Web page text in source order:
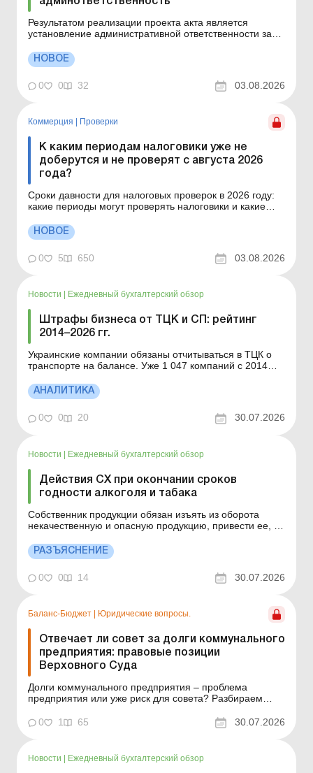
Результатом реализации проекта акта является
установление административной ответственности за
предотвращения, уменьшения и контроля загрязнения
установками, требующими интегрированного
экологического разрешения Больше по теме:
Заключение по оценке возде...
НОВОЕ
0 0 32 03.08.2026
Коммерция Проверки
К каким периодам налоговики уже не
доберутся и не проверят с августа 2026
года?
Сроки давности для налоговых проверок в 2026 году:
какие периоды могут проверять налоговики и какие
налоговые периоды предприятию уже можно не
ожидать доначислений после истечения срока
2026 налогови...
НОВОЕ
0 5 650 03.08.2026
Новости Ежедневный бухгалтерский обзор
Штрафы бизнеса от ТЦК и СП: рейтинг
2014–2026 гг.
Украинские компании обязаны отчитываться в ТЦК о
транспорте на балансе. Уже 1 047 компаний с 2014
такие отчеты. Больше по теме: Военно-учетный
документ: виды, срок действия и когда необходимо
учету...
АНАЛИТИКА
0 0 20 30.07.2026
Новости | Ежедневный бухгалтерский обзор
Действия СХ при окончании сроков
годности алкоголя и табака
Собственник продукции обязан изъять из оборота
некачественную и опасную продукцию, привести ее, по
соответствующих нормативно-правовых актов или
обеспечить переработку, утилизацию или уничтожение
такой продукции. Детальнее см. ниже. Больше по теме:
Лицензи...
РАЗЪЯСНЕНИЕ
0 0 14 30.07.2026
Баланс-Бюджет | Юридические вопросы.
Отвечает ли совет за долги коммунального
предприятия: правовые позиции
Верховного Суда
Долги коммунального предприятия – проблема
предприятия или уже риск для совета? Разбираем
рекомендации. Чи можна стягнути борг комунального
не да...
0 1 65 30.07.2026
Новости Ежедневный бухгалтерский обзор